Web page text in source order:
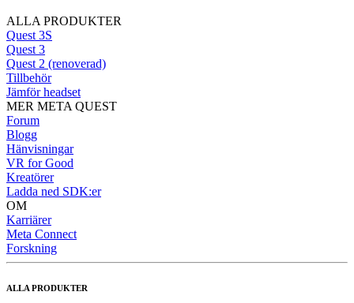
ALLA PRODUKTER
Quest 3S
Quest 3
Quest 2 (renoverad)
Tillbehör
Jämför headset
MER META QUEST
Forum
Blogg
Hänvisningar
VR for Good
Kreatörer
Ladda ned SDK:er
OM
Karriärer
Meta Connect
Forskning
ALLA PRODUKTER